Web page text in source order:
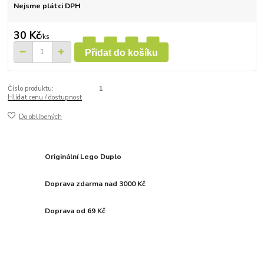
Nejsme plátci DPH
30 Kč/ks
Přidat do košíku
Číslo produktu:
1
Hlídat cenu / dostupnost
Do oblíbených
Originální Lego Duplo
Doprava zdarma nad 3000 Kč
Doprava od 69 Kč